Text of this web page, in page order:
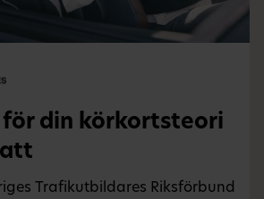
din körkortsteori
Trafikutbildares Riksförbund